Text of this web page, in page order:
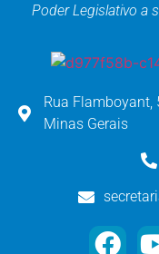
Poder Legislativo a
Rua Flamboyant,
Minas Gerais